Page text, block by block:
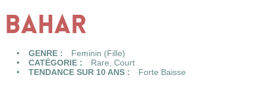
BAHAR
GENRE :
Feminin (Fille)
CATÉGORIE :
Rare Court
TENDANCE SUR 10 ANS :
Forte Baisse